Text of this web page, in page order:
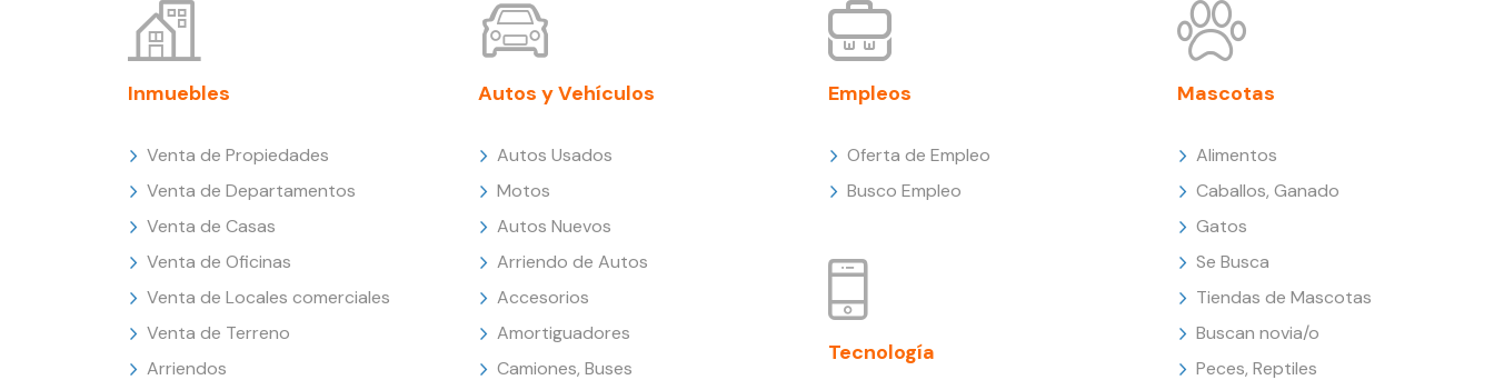
Inmuebles
Venta de Propiedades
Venta de Departamentos
Venta de Casas
Venta de Oficinas
Venta de Locales comerciales
Venta de Terreno
Arriendos
Autos y Vehículos
Autos Usados
Motos
Autos Nuevos
Arriendo de Autos
Accesorios
Amortiguadores
Camiones, Buses
Empleos
Oferta de Empleo
Busco Empleo
Tecnología
Mascotas
Alimentos
Caballos, Ganado
Gatos
Se Busca
Tiendas de Mascotas
Buscan novia/o
Peces, Reptiles